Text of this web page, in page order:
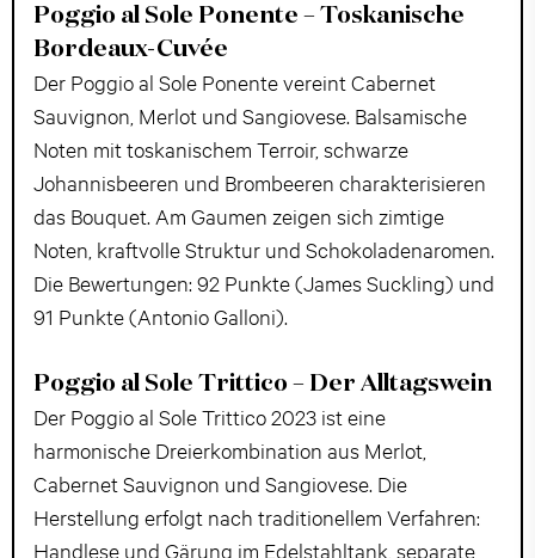
Poggio al Sole Ponente – Toskanische
Bordeaux-Cuvée
Der Poggio al Sole Ponente vereint Cabernet
Sauvignon, Merlot und Sangiovese. Balsamische
Noten mit toskanischem Terroir, schwarze
Johannisbeeren und Brombeeren charakterisieren
das Bouquet. Am Gaumen zeigen sich zimtige
Noten, kraftvolle Struktur und Schokoladenaromen.
Die Bewertungen: 92 Punkte (James Suckling) und
91 Punkte (Antonio Galloni).
Poggio al Sole Trittico – Der Alltagswein
Der Poggio al Sole Trittico 2023 ist eine
harmonische Dreierkombination aus Merlot,
Cabernet Sauvignon und Sangiovese. Die
Herstellung erfolgt nach traditionellem Verfahren:
Handlese und Gärung im Edelstahltank, separate